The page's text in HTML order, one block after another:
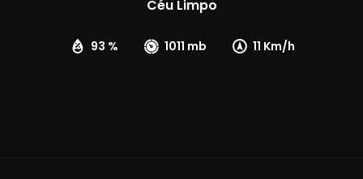
Céu Limpo
93 % 1011 mb 11 Km/h